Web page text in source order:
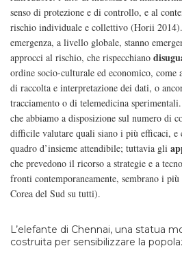
senso di protezione e di controllo, e al
rischio individuale e collettivo (Horii
emergenza, a livello globale, stanno
approcci al rischio, che rispecchiano
ordine socio-culturale ed economico, come
di raccolta e interpretazione dei dati, o
tracciamento o di telemedicina
che abbiamo a disposizione sul numero di
difficile valutare quali siano i più efficaci, e
quadro d’insieme attendibile; tuttavia gli
che prevedono il ricorso a strategie e a
fronti contemporaneamente, sembrano i
Corea del Sud su tutti).
L’elefante di Chennai, una statua
costruita per sensibilizzare la